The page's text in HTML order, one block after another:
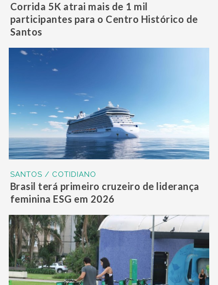
Corrida 5K atrai mais de 1 mil
participantes para o Centro Histórico de
Santos
SANTOS / COTIDIANO
Brasil terá primeiro cruzeiro de liderança
feminina ESG em 2026